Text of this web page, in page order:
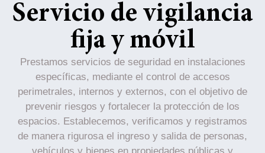
Servicio de vigilancia
fija y móvil
Prestamos servicios de seguridad en instalaciones
específicas, mediante el control de accesos
perimetrales, internos y externos, con el objetivo de
prevenir riesgos y fortalecer la protección de los
espacios. Establecemos, verificamos y registramos
de manera rigurosa el ingreso y salida de personas,
vehículos y bienes en propiedades públicas y